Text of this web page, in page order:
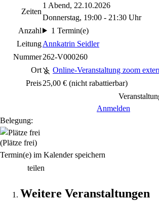
Zeiten
1 Abend, 22.10.2026
Donnerstag, 19:00 - 21:30 Uhr
Anzahl
1 Termin(e)
LeitungAnnkatrin Seidler
Nummer262-V000260
Ort
Online-Veranstaltung zoom
Preis25,00 € (nicht rabattierbar)
Anmelden
Belegung:
(Plätze frei)
Termin(e) im Kalender speichern
teilen
Weitere Veranstaltungen